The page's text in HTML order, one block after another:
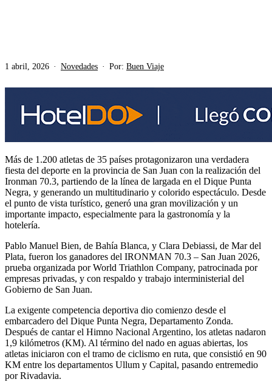
1 abril, 2026 Novedades Por: Buen Viaje
Más de 1.200 atletas de 35 países protagonizaron una verdadera
fiesta del deporte en la provincia de San Juan con la realización del
Ironman 70.3, partiendo de la línea de largada en el Dique Punta
Negra, y generando un multitudinario y colorido espectáculo. Desde
el punto de vista turístico, generó una gran movilización y un
importante impacto, especialmente para la gastronomía y la
hotelería.
Pablo Manuel Bien, de Bahía Blanca, y Clara Debiassi, de Mar del
Plata, fueron los ganadores del IRONMAN 70.3 – San Juan 2026,
prueba organizada por World Triathlon Company, patrocinada por
empresas privadas, y con respaldo y trabajo interministerial del
Gobierno de San Juan.
La exigente competencia deportiva dio comienzo desde el
embarcadero del Dique Punta Negra, Departamento Zonda.
Después de cantar el Himno Nacional Argentino, los atletas nadaron
1,9 kilómetros (KM). Al término del nado en aguas abiertas, los
atletas iniciaron con el tramo de ciclismo en ruta, que consistió en 90
KM entre los departamentos Ullum y Capital, pasando entremedio
por Rivadavia.